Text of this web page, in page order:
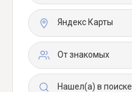
Яндекс Карты
От знакомых
Нашел(а) в поиске